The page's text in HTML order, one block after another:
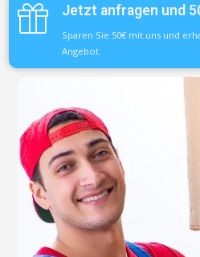
Jetzt anfragen und
Sparen Sie 50€ mit uns und
Angebot.